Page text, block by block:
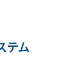
テム